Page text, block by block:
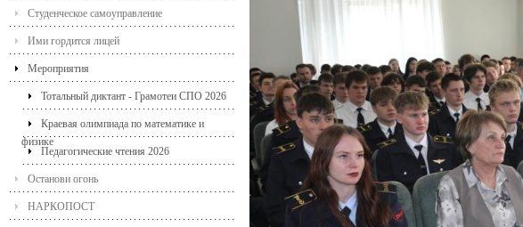
Студенческое самоуправление
Ими гордится лицей
Мероприятия
Тотальный диктант - Грамотеи СПО 2026
Краевая олимпиада по математике и
физике
Педагогические чтения 2026
Останови огонь
НАРКОПОСТ